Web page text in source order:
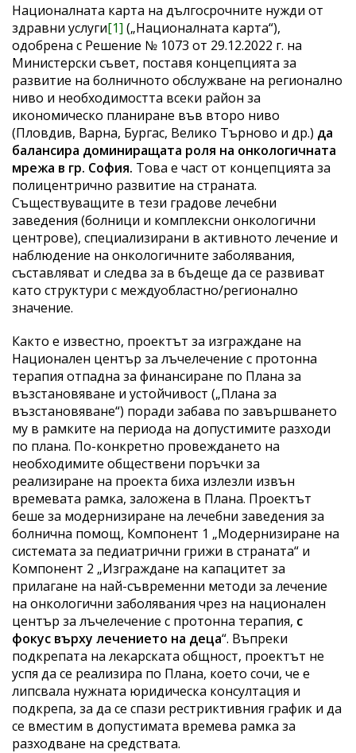
Националната карта на дългосрочните нужди от
здравни услуги[1] („Националната карта“),
одобрена с Решение № 1073 от 29.12.2022 г. на
Министерски съвет, поставя концепцията за
развитие на болничното обслужване на регионално
ниво и необходимостта всеки район за
икономическо планиране във второ ниво
(Пловдив, Варна, Бургас, Велико Търново и др.) да
балансира доминиращата роля на онкологичната
мрежа в гр. София. Това е част от концепцията за
полицентрично развитие на страната.
Съществуващите в тези градове лечебни
заведения (болници и комплексни онкологични
центрове), специализирани в активното лечение и
наблюдение на онкологичните заболявания,
съставляват и следва за в бъдеще да се развиват
като структури с междуобластно/регионално
значение.
Както е известно, проектът за изграждане на
Национален център за лъчелечение с протонна
терапия отпадна за финансиране по Плана за
възстановяване и устойчивост („Плана за
възстановяване“) поради забава по завършването
му в рамките на периода на допустимите разходи
по плана. По-конкретно провеждането на
необходимите обществени поръчки за
реализиране на проекта биха излезли извън
времевата рамка, заложена в Плана. Проектът
беше за модернизиране на лечебни заведения за
болнична помощ, Компонент 1 „Модернизиране на
системата за педиатрични грижи в страната“ и
Компонент 2 „Изграждане на капацитет за
прилагане на най-съвременни методи за лечение
на онкологични заболявания чрез на национален
център за лъчелечение с протонна терапия, с
фокус върху лечението на деца“. Въпреки
подкрепата на лекарската общност, проектът не
успя да се реализира по Плана, което сочи, че е
липсвала нужната юридическа консултация и
подкрепа, за да се спази рестриктивния график и да
се вместим в допустимата времева рамка за
разходване на средствата.